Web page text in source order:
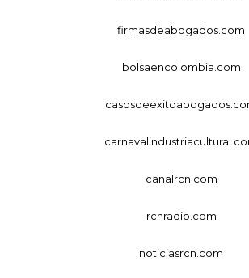
firmasdeabogados.com
bolsaencolombia.com
canalrcn.com
rcnradio.com
noticiasrcn.com